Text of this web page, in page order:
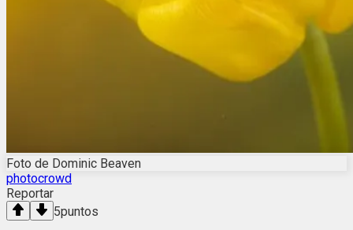
Foto de Dominic Beaven
photocrowd
Reportar
5puntos